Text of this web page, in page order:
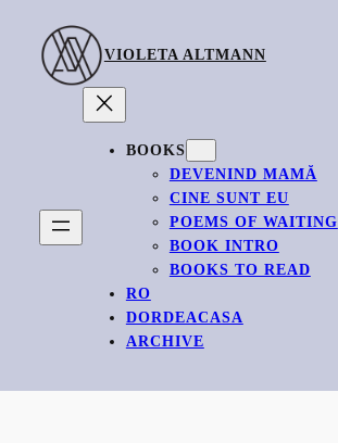
content
VIOLETA ALTMANN
BOOKS
DEVENIND MAMĂ
CINE SUNT EU
POEMS OF WAITING
BOOK INTRO
BOOKS TO READ
RO
DORDEACASA
ARCHIVE